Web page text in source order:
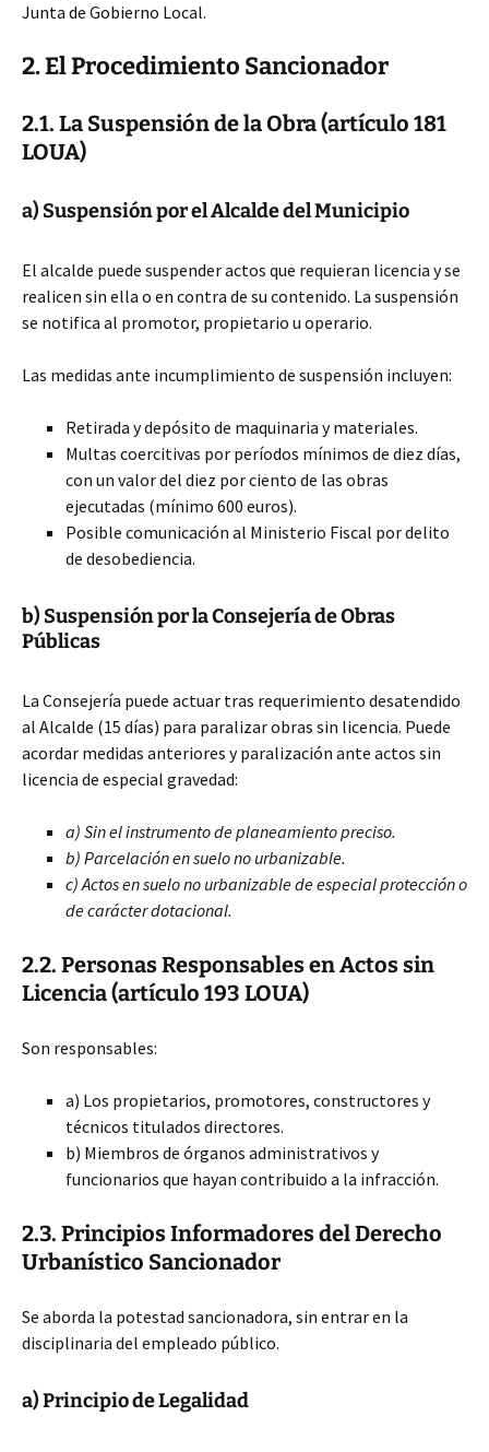
Junta de Gobierno Local.
2. El Procedimiento Sancionador
2.1. La Suspensión de la Obra (artículo 181
LOUA)
a) Suspensión por el Alcalde del Municipio
El alcalde puede suspender actos que requieran licencia y se
realicen sin ella o en contra de su contenido. La suspensión
se notifica al promotor, propietario u operario.
Las medidas ante incumplimiento de suspensión incluyen:
Retirada y depósito de maquinaria y materiales.
Multas coercitivas por períodos mínimos de diez días,
con un valor del diez por ciento de las obras
ejecutadas (mínimo 600 euros).
Posible comunicación al Ministerio Fiscal por delito
de desobediencia.
b) Suspensión por la Consejería de Obras
Públicas
La Consejería puede actuar tras requerimiento desatendido
al Alcalde (15 días) para paralizar obras sin licencia. Puede
acordar medidas anteriores y paralización ante actos sin
licencia de especial gravedad:
a) Sin el instrumento de planeamiento preciso.
b) Parcelación en suelo no urbanizable.
c) Actos en suelo no urbanizable de especial protección o
de carácter dotacional.
2.2. Personas Responsables en Actos sin
Licencia (artículo 193 LOUA)
Son responsables:
a) Los propietarios, promotores, constructores y
técnicos titulados directores.
b) Miembros de órganos administrativos y
funcionarios que hayan contribuido a la infracción.
2.3. Principios Informadores del Derecho
Urbanístico Sancionador
Se aborda la potestad sancionadora, sin entrar en la
disciplinaria del empleado público.
a) Principio de Legalidad